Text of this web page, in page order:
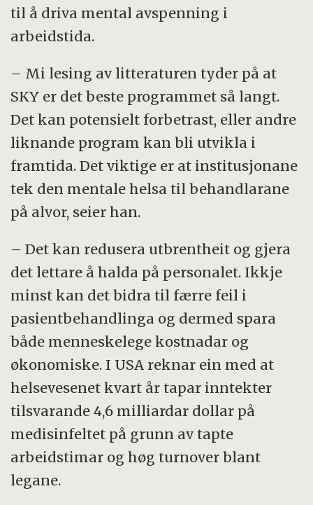
til å driva mental avspenning i
arbeidstida.
– Mi lesing av litteraturen tyder på at
SKY er det beste programmet så langt.
Det kan potensielt forbetrast, eller andre
liknande program kan bli utvikla i
framtida. Det viktige er at institusjonane
tek den mentale helsa til behandlarane
på alvor, seier han.
– Det kan redusera utbrentheit og gjera
det lettare å halda på personalet. Ikkje
minst kan det bidra til færre feil i
pasientbehandlinga og dermed spara
både menneskelege kostnadar og
økonomiske. I USA reknar ein med at
helsevesenet kvart år tapar inntekter
tilsvarande 4,6 milliardar dollar på
medisinfeltet på grunn av tapte
arbeidstimar og høg turnover blant
legane.